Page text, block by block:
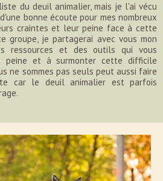
du deuil animalier, mais je l'ai vécu
bonne écoute pour mes nombreux
craintes et leur peine face à cette
groupe, je partagerai avec vous mon
ressources et des outils qui vous
peine et à surmonter cette difficile
ne sommes pas seuls peut aussi faire
car le deuil animalier est parfois